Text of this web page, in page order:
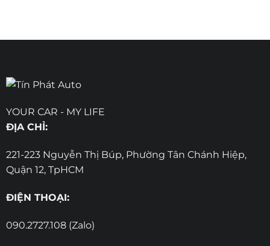
YOUR CAR - MY LIFE
ĐỊA CHỈ:
221-223 Nguyễn Thị Búp, Phường Tân Chánh Hiệp,
Quận 12, TpHCM
ĐIỆN THOẠI:
090.2727.108 (Zalo)